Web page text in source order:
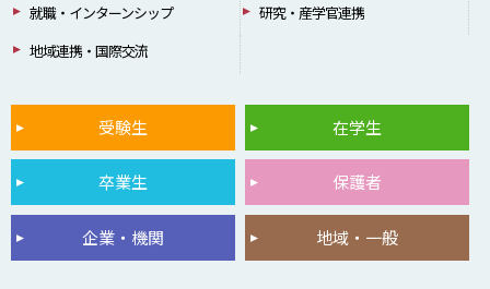
就職・インターンシップ
研究・産学官連携
地域連携・国際交流
受験生 在学生
卒業生 保護者
企業・機関 地域・一般